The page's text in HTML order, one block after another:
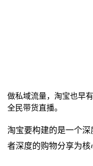
做私域流量，淘宝也早
全民带货直播。
淘宝要构建的是一个
者深度的购物分享为核